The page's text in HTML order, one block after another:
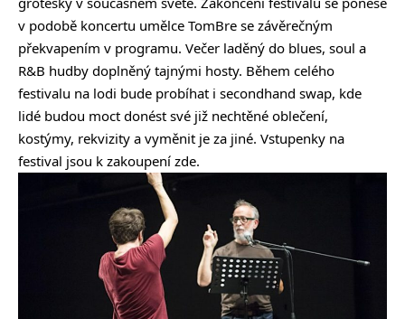
v podobě koncertu umělce TomBre se závěrečným
překvapením v programu. Večer laděný do blues, soul a
R&B hudby doplněný tajnými hosty. Během celého
festivalu na lodi bude probíhat i secondhand swap, kde
lidé budou moct donést své již nechtěné oblečení,
kostýmy, rekvizity a vyměnit je za jiné. Vstupenky na
festival jsou k zakoupení zde.